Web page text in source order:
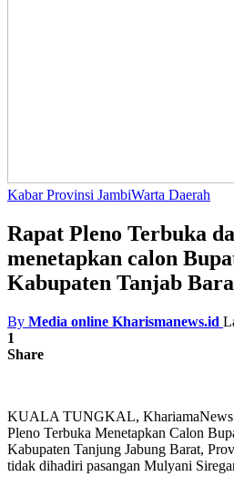
Kabar Provinsi JambiWarta Daerah
Rapat Pleno Terbuka
menetapkan calon
Kabupaten Tanjab
By Media online Kharismanews.id
1
Share
KUALA TUNGKAL,
Pleno Terbuka Menetapkan Calon
Kabupaten Tanjung Jabung Barat,
tidak dihadiri pasangan Mulyani